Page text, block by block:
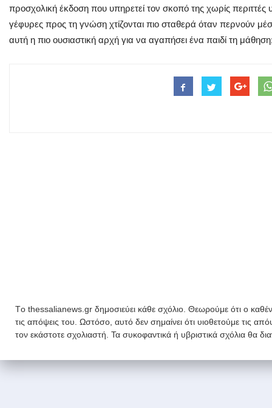
προσχολική έκδοση που υπηρετεί τον σκοπό της χωρίς
γέφυρες προς τη γνώση χτίζονται πιο σταθερά όταν περνούν
αυτή η πιο ουσιαστική αρχή για να αγαπήσει ένα παιδί τη
Tο thessalianews.gr δημοσιεύει κάθε σχόλιο. Θεωρούμε ότι ο
τις απόψεις του. Ωστόσο, αυτό δεν σημαίνει ότι υιοθετούμε τις
τον εκάστοτε σχολιαστή. Τα συκοφαντικά ή υβριστικά σχόλια θα